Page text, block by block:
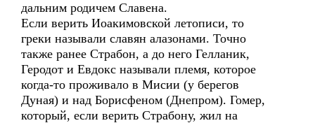
дальним родичем Славена.
Если верить Иоакимовской летописи, то
греки называли славян алазонами. Точно
также ранее Страбон, а до него Гелланик,
Геродот и Евдокс называли племя, которое
когда-то проживало в Мисии (у берегов
Дуная) и над Борисфеном (Днепром). Гомер,
который, если верить Страбону, жил на